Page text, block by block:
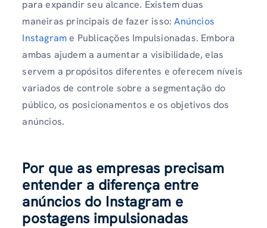
para expandir seu alcance. Existem duas
maneiras principais de fazer isso:Anúncios
Instagrame Publicações Impulsionadas. Embora
ambas ajudem a aumentar a visibilidade, elas
servem a propósitos diferentes e oferecem níveis
variados de controle sobre a segmentação do
público, os posicionamentos e os objetivos dos
anúncios.
Por que as empresas precisam
entender a diferença entre
anúncios do Instagram e
postagens impulsionadas